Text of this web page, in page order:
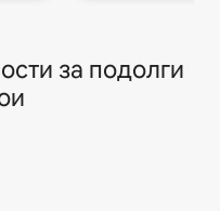
за подолги